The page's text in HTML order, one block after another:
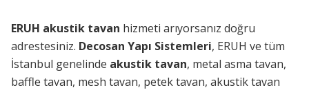
ERUH akustik tavan hizmeti arıyorsanız doğru
adrestesiniz. Decosan Yapı Sistemleri, ERUH ve tüm
İstanbul genelinde akustik tavan, metal asma tavan,
baffle tavan, mesh tavan, petek tavan, akustik tavan